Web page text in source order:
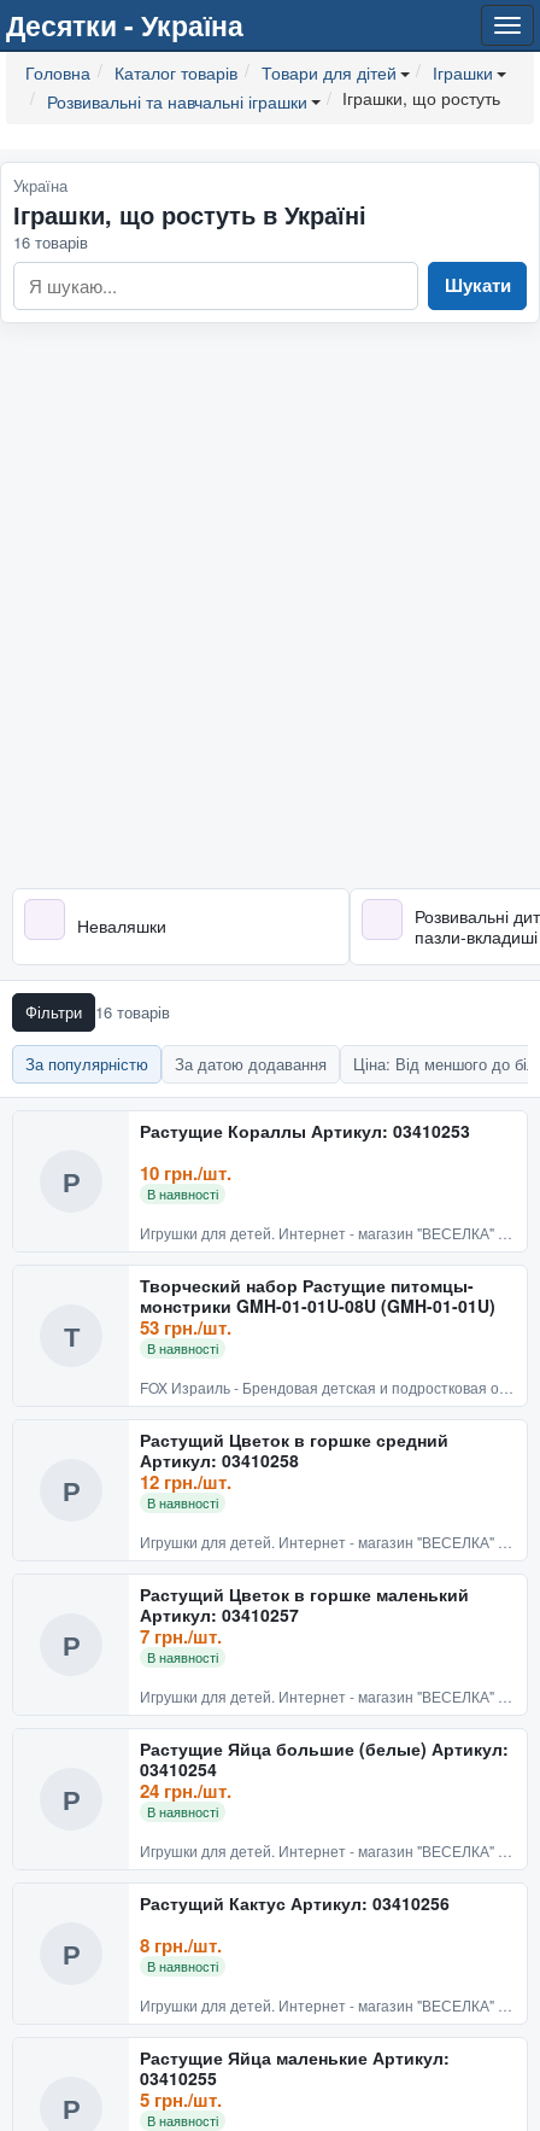
Десятки - Україна
Головна Каталог товарів Товари для дітей
Іграшки
Розвивальні та навчальні іграшки
Іграшки, що ростуть
Україна
Іграшки, що ростуть в Україні
16 товарів
Шукати
Неваляшки
Розвивальні
пазли-вкладиші
Фільтри 16 товарів
За популярністю За датою додавання Ціна: Від меншого до
Р
Растущие Кораллы Артикул: 03410253
10 грн./шт.
В наявності
Т
Творческий набор Растущие питомцы-
монстрики GMH-01-01U-08U (GMH-01-01U)
53 грн./шт.
В наявності
Р
Растущий Цветок в горшке средний
Артикул: 03410258
12 грн./шт.
В наявності
Р
Растущий Цветок в горшке маленький
Артикул: 03410257
7 грн./шт.
В наявності
Р
Растущие Яйца большие (белые) Артикул:
03410254
24 грн./шт.
В наявності
Р
Растущий Кактус Артикул: 03410256
8 грн./шт.
В наявності
Р
Растущие Яйца маленькие Артикул:
03410255
5 грн./шт.
В наявності